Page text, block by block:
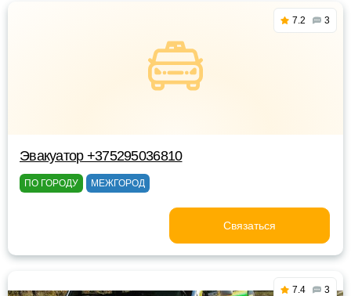
7.2 3
Эвакуатор +375295036810
ПО ГОРОДУ МЕЖГОРОД
Связаться
7.4 3